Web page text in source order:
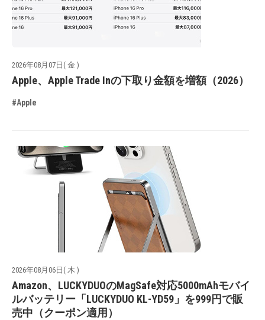
2026年08月07日( 金 )
Apple、Apple Trade Inの下取り金額を増額（2026）
#Apple
2026年08月06日( 木 )
Amazon、LUCKYDUOのMagSafe対応5000mAhモバイ
ルバッテリー「LUCKYDUO KL-YD59」を999円で販
売中（クーポン適用）